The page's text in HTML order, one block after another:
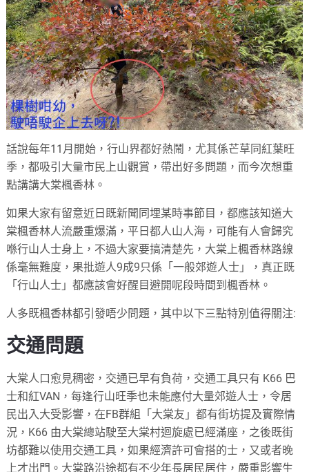
話說每年11月開始，行山界都好熱鬧，尤其係芒草同紅葉旺
季，都吸引大量市民上山觀賞，帶出好多問題，而今次想重
點講講大棠楓香林。
如果大家有留意近日既新聞同埋某時事節目，都應該知道大
棠楓香林人流嚴重爆滿，平日都人山人海，可能有人會歸究
喺行山人士身上，不過大家要搞清楚先，大棠上楓香林路線
係毫無難度，果批遊人9成9只係「一般郊遊人士」，真正既
「行山人士」都應該會好醒目避開呢段時間到楓香林。
人多既楓香林都引發唔少問題，其中以下三點特別值得關注:
交通問題
大棠人口愈見稠密，交通已早有負荷，交通工具只有 K66 巴
士和紅VAN，每逢行山旺季也未能應付大量郊遊人士，令居
民出入大受影響，在FB群組「大棠友」都有街坊提及實際情
況，K66 由大棠總站駛至大棠村迴旋處已經滿座，之後既街
坊都難以使用交通工具，如果經濟許可會搭的士，又或者晚
上才出門。大棠路沿途都有不少年長居民居住，嚴重影響生